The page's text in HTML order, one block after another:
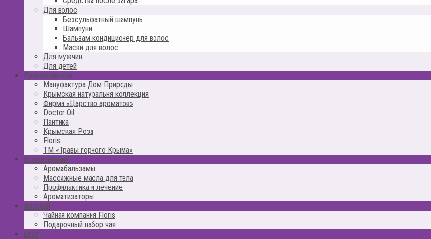
Для волос
Безсульфатный шампунь
Шампуни
Бальзам-кондиционер для волос
Маски для волос
Для мужчин
Для детей
Производители
Мануфактура Дом Природы
Крымская натуральня коллекция
Фирма «Царство ароматов»
Doctor Oil
Пантика
Крымская Роза
Floris
ТМ «Травы горного Крыма»
Ароматерапия
Аромабальзамы
Массажные масла для тела
Профилактика и лечение
Ароматизаторы
Фиточай
Чайная компания Floris
Подарочный набор чая
Блог